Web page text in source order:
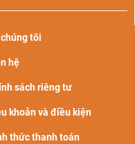
tôi
hệ
sách riêng tư
khoản và điều kiện
thức thanh toán